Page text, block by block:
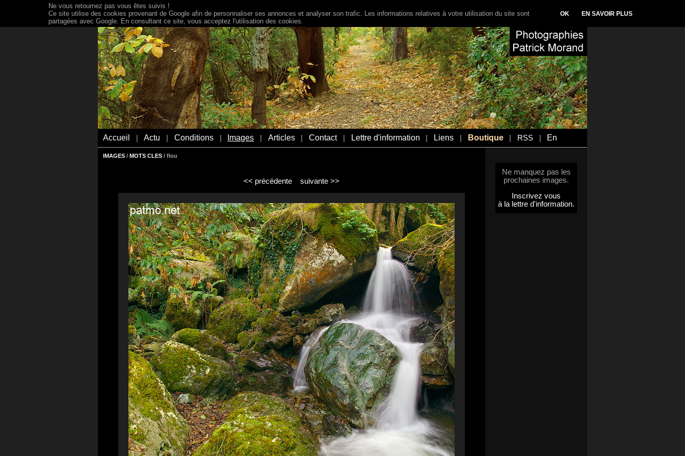
Accueil Actu Conditions Images Articles Contact Lettre d'information Liens Boutique RSS En
IMAGES / MOTS CLES / flou
<< précédente suivante >>
Ne manquez pas les
prochaines images.
Inscrivez vous
à la lettre d'information.
Ne vous retournez pas vous êtes suivis !
Ce site utilise des cookies provenant de Google afin de personnaliser ses annonces et analyser son trafic. Les informations relatives à votre utilisation du site sont
partagées avec Google. En consultant ce site, vous acceptez l'utilisation des cookies.
OK EN SAVOIR PLUS